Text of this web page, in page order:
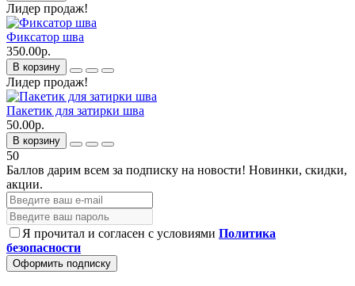
Лидер продаж!
Фиксатор шва
350.00р.
В корзину
Лидер продаж!
Пакетик для затирки шва
50.00р.
В корзину
50
Баллов дарим всем за подписку на новости! Новинки, скидки,
акции.
Я прочитал и согласен с условиями Политика
безопасности
Оформить подписку